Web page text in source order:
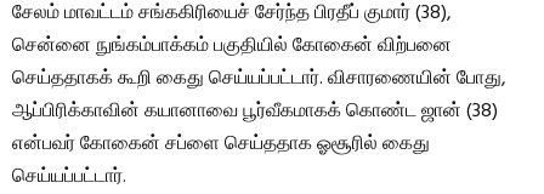
சேலம் மாவட்டம் சங்ககிரியைச் சேர்ந்த பிரதீப் குமார் (38),
சென்னை நுங்கம்பாக்கம் பகுதியில் கோகைன் விற்பனை
செய்ததாகக் கூறி கைது செய்யப்பட்டார். விசாரணையின் போது, ​​
ஆப்பிரிக்காவின் கயானாவை பூர்வீகமாகக் கொண்ட ஜான் (38)
என்பவர் கோகைன் சப்ளை செய்ததாக ஓசூரில் கைது
செய்யப்பட்டார்.